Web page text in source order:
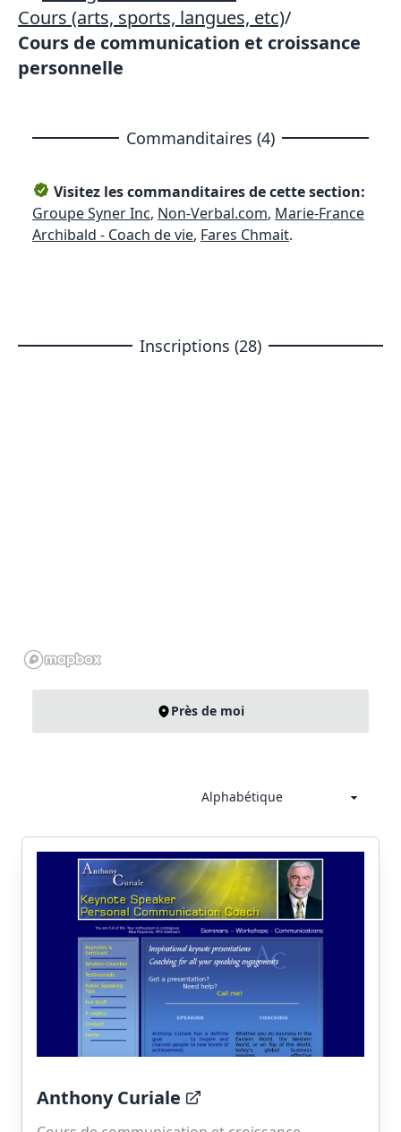
Cours (arts, sports, langues, etc)/
Cours de communication et croissance
personnelle
Commanditaires (4)
Visitez les commanditaires de cette section:
Groupe Syner Inc, Non-Verbal.com, Marie-France
Archibald - Coach de vie, Fares Chmait.
Inscriptions (28)
Près de moi
Anthony Curiale